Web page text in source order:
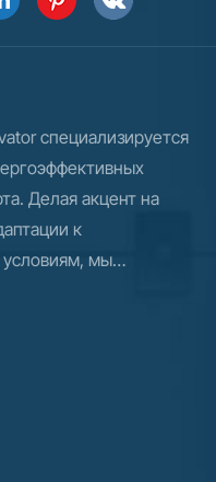
специализируется
Делая акцент на
к
мы
Для рынков России
техническую
и
до